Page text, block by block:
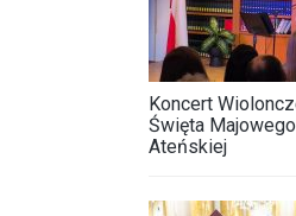
Koncert
Święta
Ateńskiej